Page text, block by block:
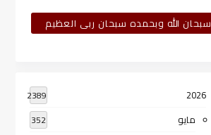
سبحان الله وبحمده سبحان ربى العظيم
2026
2389
مايو 352